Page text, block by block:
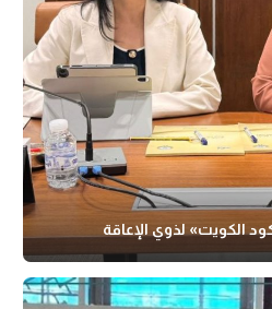
الكويت» لذوي الإعاقة